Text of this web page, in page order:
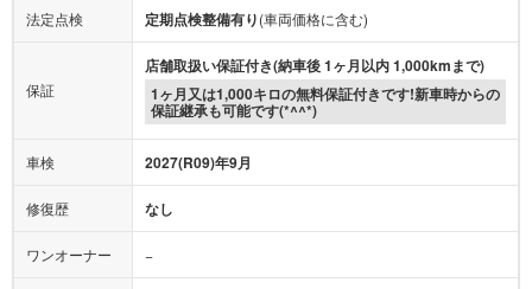
法定点検 定期点検整備有り(車両価格に含む)
保証
店舗取扱い保証付き(納車後 1ヶ月以内 1,000kmまで)
1ヶ月又は1,000キロの無料保証付きです!新車時からの
保証継承も可能です(*^^*)
車検 2027(R09)年9月
修復歴 なし
ワンオーナー −